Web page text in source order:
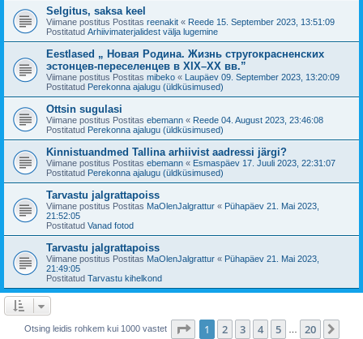
Selgitus, saksa keel
Viimane postitus Postitas reenakit « Reede 15. September 2023, 13:51:09
Postitatud Arhiivimaterjalidest välja lugemine
Eestlased „ Новая Родина. Жизнь стругокрасненских
эстонцев-переселенцев в XIX–XX вв.”
Viimane postitus Postitas mibeko « Laupäev 09. September 2023, 13:20:09
Postitatud Perekonna ajalugu (üldküsimused)
Ottsin sugulasi
Viimane postitus Postitas ebemann « Reede 04. August 2023, 23:46:08
Postitatud Perekonna ajalugu (üldküsimused)
Kinnistuandmed Tallina arhiivist aadressi järgi?
Viimane postitus Postitas ebemann « Esmaspäev 17. Juuli 2023, 22:31:07
Postitatud Perekonna ajalugu (üldküsimused)
Tarvastu jalgrattapoiss
Viimane postitus Postitas MaOlenJalgrattur « Pühapäev 21. Mai 2023,
21:52:05
Postitatud Vanad fotod
Tarvastu jalgrattapoiss
Viimane postitus Postitas MaOlenJalgrattur « Pühapäev 21. Mai 2023,
21:49:05
Postitatud Tarvastu kihelkond
Otsing leidis rohkem kui 1000 vastet 1 . leht20 -st
1 2 3 4 5 20